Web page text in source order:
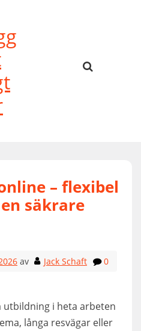
– flexibel
säkrare
av Jack Schaft 0
utbildning i heta arbeten
långa resvägar eller